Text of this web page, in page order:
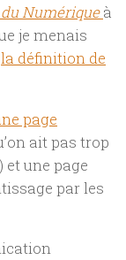
Numérique à
je menais
la définition de
page
ait pas trop
et une page
par les